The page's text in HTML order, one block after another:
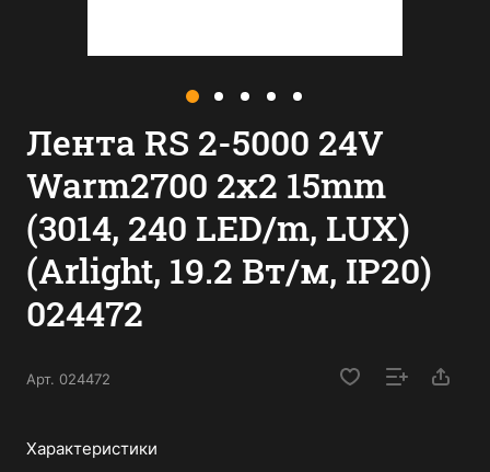
Лента RS 2-5000 24V
Warm2700 2x2 15mm
(3014, 240 LED/m, LUX)
(Arlight, 19.2 Вт/м, IP20)
024472
Арт. 024472
Характеристики